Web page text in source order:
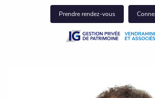
Skip to main content
Prendre rendez-vous